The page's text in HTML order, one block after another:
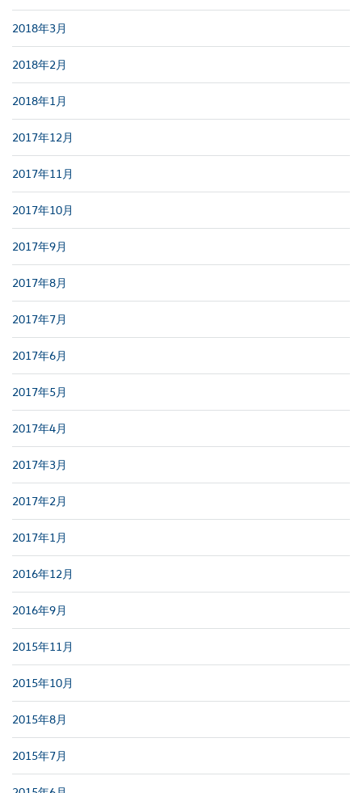
2018年3月
2018年2月
2018年1月
2017年12月
2017年11月
2017年10月
2017年9月
2017年8月
2017年7月
2017年6月
2017年5月
2017年4月
2017年3月
2017年2月
2017年1月
2016年12月
2016年9月
2015年11月
2015年10月
2015年8月
2015年7月